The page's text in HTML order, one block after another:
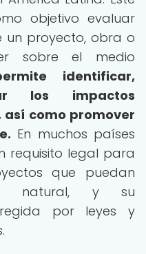
objetivo evaluar
un proyecto, obra o
sobre el medio
identificar,
los impactos
como promover
En muchos países
requisito legal para
que puedan
natural, y su
por leyes y